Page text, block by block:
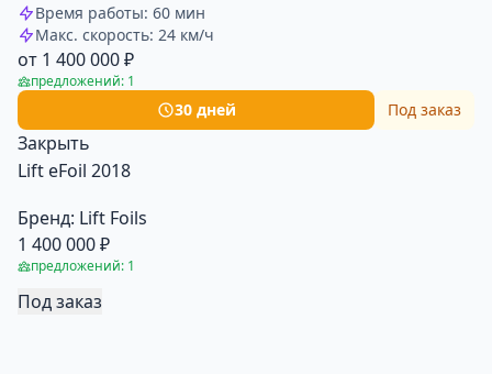
Время работы: 60 мин
Макс. скорость: 24 км/ч
от 1 400 000 ₽
предложений: 1
30 дней Под заказ
Закрыть
Lift eFoil 2018
Бренд: Lift Foils
1 400 000 ₽
предложений: 1
Под заказ